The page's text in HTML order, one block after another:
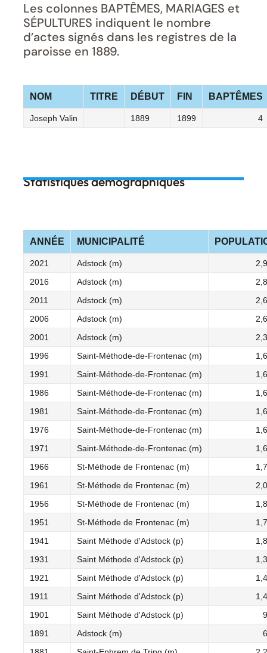
Les colonnes BAPTÊMES, MARIAGES et
SÉPULTURES indiquent le nombre
d’actes signés dans les registres de la
paroisse en 1889.
NOM TITRE DÉBUT FIN BAPTÊMES
Joseph Valin 1889 1899 4
Statistiques démographiques
ANNÉE MUNICIPALITÉ
2021 Adstock (m)
2016
Adstock (m)
2011
Adstock (m)
2006
Adstock (m)
2001
Adstock (m)
1996
Saint-Méthode-de-Frontenac (m)
1991
Saint-Méthode-de-Frontenac (m)
1986
Saint-Méthode-de-Frontenac (m)
1981
Saint-Méthode-de-Frontenac (m)
1976
Saint-Méthode-de-Frontenac (m)
1971
Saint-Méthode-de-Frontenac (m)
1966
St-Méthode de Frontenac (m)
1961
St-Méthode de Frontenac (m)
1956
St-Méthode de Frontenac (m)
1951
St-Méthode de Frontenac (m)
1941
Saint Méthode d'Adstock (p)
1931
Saint Méthode d'Adstock (p)
1921
Saint Méthode d'Adstock (p)
1911
Saint Méthode d'Adstock (p)
1901
Saint Méthode d'Adstock (p)
1891
Adstock (m)